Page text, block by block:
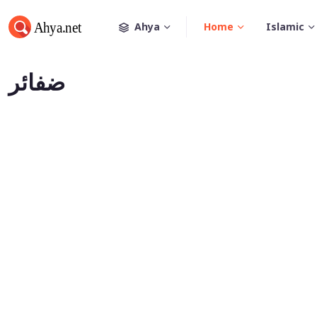
Ahya Home Islamic
ضفائر